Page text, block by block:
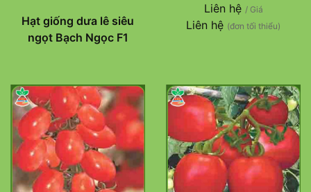
Hạt giống dưa lê siêu
ngọt Bạch Ngọc F1
Liên hệ / Giá
Liên hệ (đơn tối thiểu)